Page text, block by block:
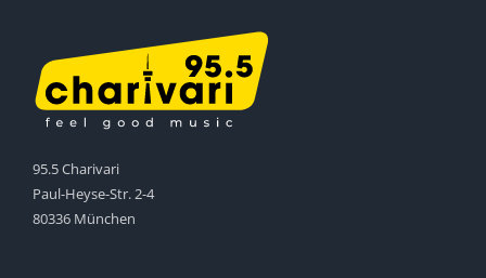
95.5 Charivari
Paul-Heyse-Str. 2-4
80336 München